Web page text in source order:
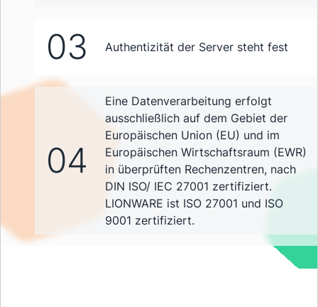
03 Authentizität der Server steht fest
04
Eine Datenverarbeitung erfolgt
ausschließlich auf dem Gebiet der
Europäischen Union (EU) und im
Europäischen Wirtschaftsraum (EWR)
in überprüften Rechenzentren, nach
DIN ISO/ IEC 27001 zertifiziert.
LIONWARE ist ISO 27001 und ISO
9001 zertifiziert.